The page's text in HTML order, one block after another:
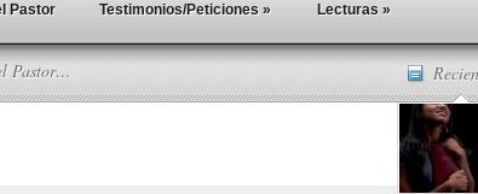
Pastor Testimonios/Peticiones » Lecturas »
Pastor…